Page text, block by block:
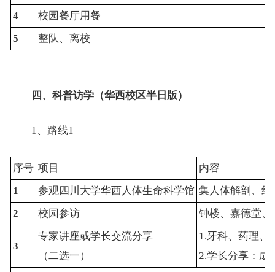
4
校园餐厅用餐
5
整队、离校
四、 科普访学（华西校区半日版）
1、路线1
序号 项目
内容
1
参观四川大学华西人体生命科学馆 集人体解剖、
2
校园参访 钟楼、嘉德堂
3
专家讲座或学长交流分享
（二选一）
1.牙科、药理、
2.学长分享：成